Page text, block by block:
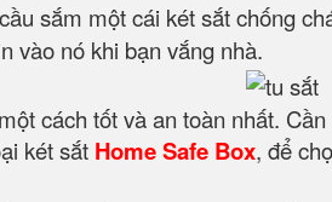
sắm một cái két sắt chống
vào nó khi bạn vắng nhà.
cách tốt và an toàn nhất.
két sắt Home Safe Box, để